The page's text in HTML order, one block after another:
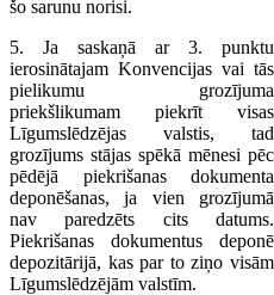
šo sarunu norisi.
5. Ja saskaņā ar 3. punktu
ierosinātajam Konvencijas vai tās
pielikumu grozījuma
priekšlikumam piekrīt visas
Līgumslēdzējas valstis, tad
grozījums stājas spēkā mēnesi pēc
pēdējā piekrišanas dokumenta
deponēšanas, ja vien grozījumā
nav paredzēts cits datums.
Piekrišanas dokumentus deponē
depozitārijā, kas par to ziņo visām
Līgumslēdzējām valstīm.